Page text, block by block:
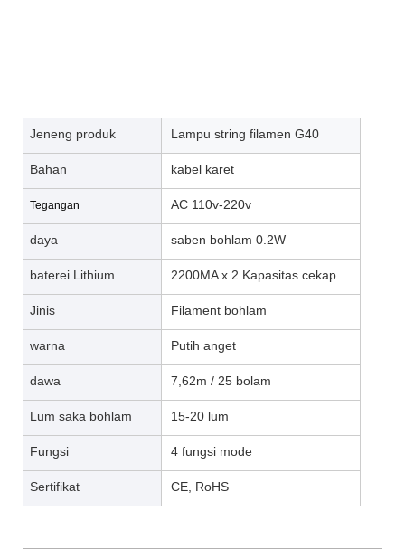
Jeneng produk Lampu string filamen G40
Bahan kabel karet
Tegangan AC 110v-220v
daya saben bohlam 0.2W
baterei Lithium 2200MA x 2 Kapasitas cekap
Jinis Filament bohlam
warna Putih anget
dawa 7,62m / 25 bolam
Lum saka bohlam 15-20 lum
Fungsi 4 fungsi mode
Sertifikat CE, RoHS